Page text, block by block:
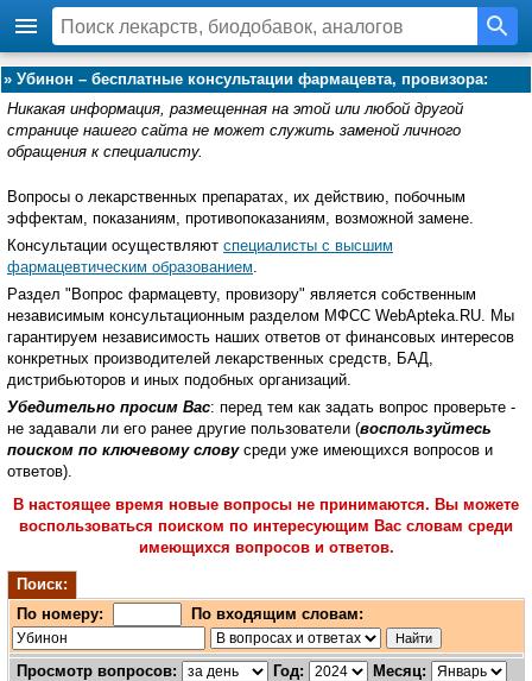
» Убинон – бесплатные консультации фармацевта, провизора:
Никакая информация, размещенная на этой или любой другой
странице нашего сайта не может служить заменой личного
обращения к специалисту.
Вопросы о лекарственных препаратах, их действию, побочным
эффектам, показаниям, противопоказаниям, возможной замене.
Консультации осуществляют специалисты с высшим
фармацевтическим образованием.
Раздел "Вопрос фармацевту, провизору" является собственным
независимым консультационным разделом МФСС WebApteka.RU. Мы
гарантируем независимость наших ответов от финансовых интересов
конкретных производителей лекарственных средств, БАД,
дистрибьюторов и иных подобных организаций.
Убедительно просим Вас: перед тем как задать вопрос проверьте -
не задавали ли его ранее другие пользователи (воспользуйтесь
поиском по ключевому словусреди уже имеющихся вопросов и
ответов).
В настоящее время новые вопросы не принимаются. Вы можете
воспользоваться поиском по интересующим Вас словам среди
имеющихся вопросов и ответов.
Поиск:
По номеру:
По входящим словам:
Просмотр вопросов: Год:
Месяц: